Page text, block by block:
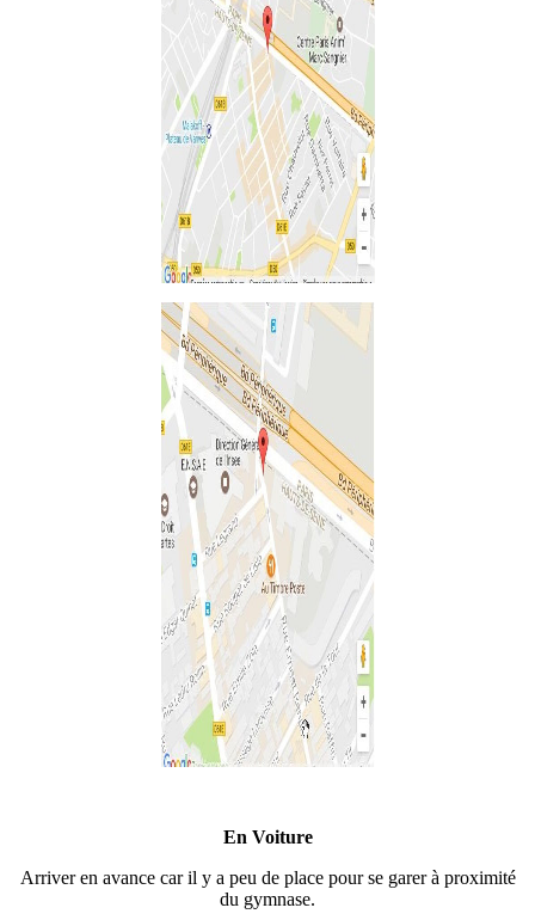
En Voiture
Arriver en avance car il y a peu de place pour se garer à proximité
du gymnase.